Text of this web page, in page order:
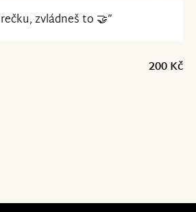
zvládneš to 🤝”
200 Kč